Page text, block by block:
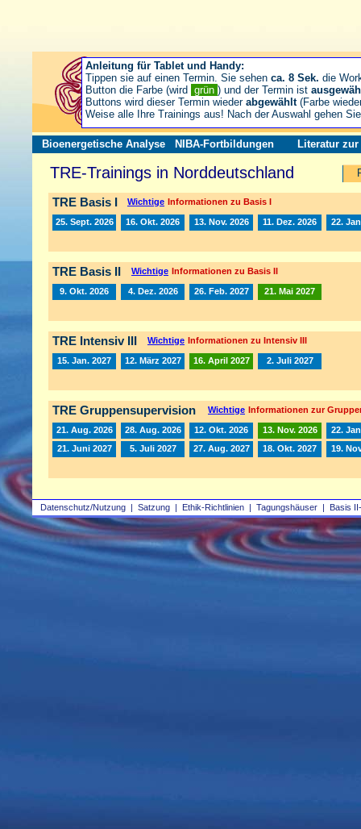
Datenschutz/Nutzung | Satzung | Ethik-Richtlinien | Tagungshäuser | Basis
Bioenergetische Analyse NIBA-Fortbildungen Literatur zur
TRE-Trainings in Norddeutschland
TRE Basis I Wichtige Informationen zu Basis I
25. Sept. 2026 16. Okt. 2026 13. Nov. 2026 11. Dez. 2026 22.
TRE Basis II Wichtige Informationen zu Basis II
9. Okt. 2026 4. Dez. 2026 26. Feb. 2027 21. Mai 2027
TRE Intensiv III Wichtige Informationen zu Intensiv III
15. Jan. 2027 12. März 2027 16. April 2027 2. Juli 2027
TRE Gruppensupervision Wichtige Informationen zur
21. Aug. 2026 28. Aug. 2026 12. Okt. 2026 13. Nov. 2026
22.
21. Juni 2027
5. Juli 2027 27. Aug. 2027 18. Okt. 2027 19.
Anleitung für Tablet und Handy:
Tippen sie auf einen Termin. Sie sehen ca. 8 Sek. die
Button die Farbe (wird grün ) und der Termin ist
Buttons wird dieser Termin wieder abgewählt(Farbe
Weise alle Ihre Trainings aus! Nach der Auswahl gehen